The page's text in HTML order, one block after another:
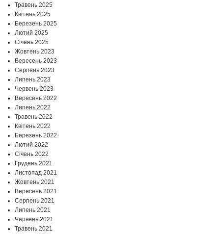
Травень 2025
Квітень 2025
Березень 2025
Лютий 2025
Січень 2025
Жовтень 2023
Вересень 2023
Серпень 2023
Липень 2023
Червень 2023
Вересень 2022
Липень 2022
Травень 2022
Квітень 2022
Березень 2022
Лютий 2022
Січень 2022
Грудень 2021
Листопад 2021
Жовтень 2021
Вересень 2021
Серпень 2021
Липень 2021
Червень 2021
Травень 2021